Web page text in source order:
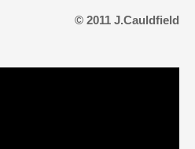
© 2011 J.Cauldfield